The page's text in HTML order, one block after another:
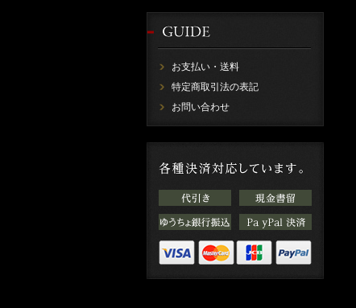
お支払い・送料
特定商取引法の表記
お問い合わせ